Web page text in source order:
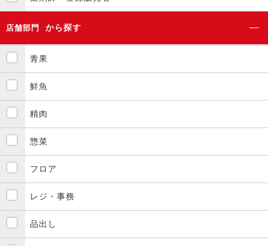
店舗部門 から探す
青果
鮮魚
精肉
惣菜
フロア
レジ・事務
品出し